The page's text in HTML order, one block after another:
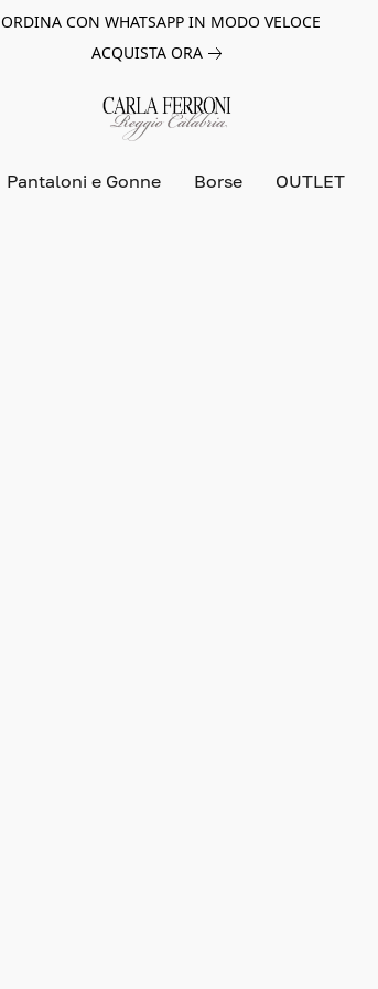
ORDINA CON WHATSAPP IN MODO VELOCE
ACQUISTA ORA
Pantaloni e Gonne Borse OUTLET